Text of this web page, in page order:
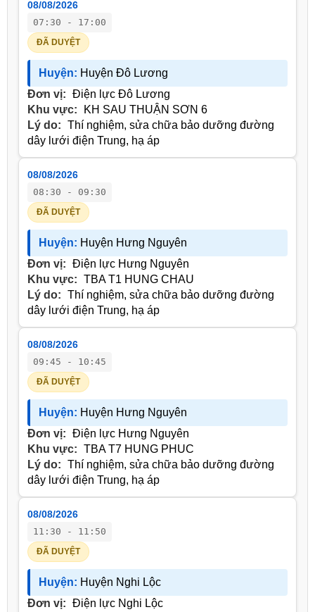
08/08/2026
07:30 - 17:00
ĐÃ DUYỆT
Huyện: Huyện Đô Lương
Đơn vị: Điện lực Đô Lương
Khu vực:
KH SAU THUẬN SƠN 6
Lý do: Thí nghiệm, sửa chữa bảo dưỡng đường
dây lưới điện Trung, hạ áp
08/08/2026
08:30 - 09:30
ĐÃ DUYỆT
Huyện: Huyện Hưng Nguyên
Đơn vị: Điện lực Hưng Nguyên
Khu vực: TBA T1 HUNG CHAU
Lý do: Thí nghiệm, sửa chữa bảo dưỡng đường
dây lưới điện Trung, hạ áp
08/08/2026
09:45 - 10:45
ĐÃ DUYỆT
Huyện: Huyện Hưng Nguyên
Đơn vị: Điện lực Hưng Nguyên
Khu vực: TBA T7 HUNG PHUC
Lý do: Thí nghiệm, sửa chữa bảo dưỡng đường
dây lưới điện Trung, hạ áp
08/08/2026
11:30 - 11:50
ĐÃ DUYỆT
Huyện: Huyện Nghi Lộc
Đơn vị: Điện lực Nghi Lộc